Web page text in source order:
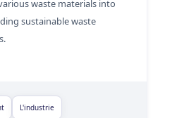
waste materials into
sustainable waste
L'industrie